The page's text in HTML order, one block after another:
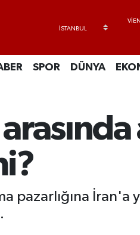
SPOR DÜNYA
pazarlığına İran'a